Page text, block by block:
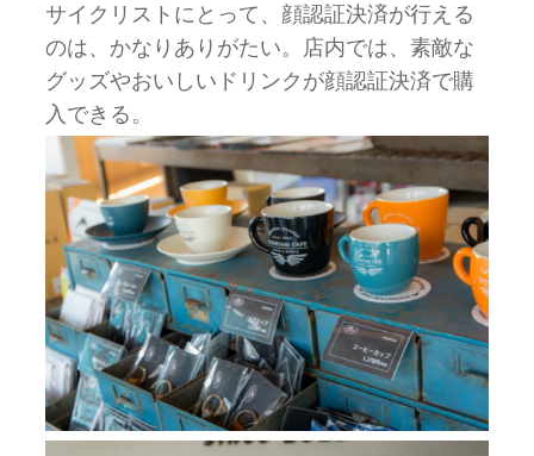
サイクリストにとって、顔認証決済が行える
のは、かなりありがたい。店内では、素敵な
グッズやおいしいドリンクが顔認証決済で購
入できる。